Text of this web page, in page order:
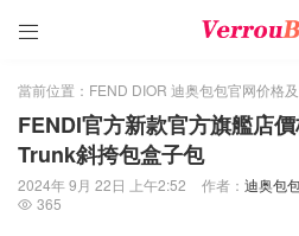

當前位置： FEND DIOR 迪奥包包官网价格
FENDI官方新款官方旗艦店
Trunk斜挎包盒子包
2024年 9月 22日 上午2:52 作者： 迪奥包
 365